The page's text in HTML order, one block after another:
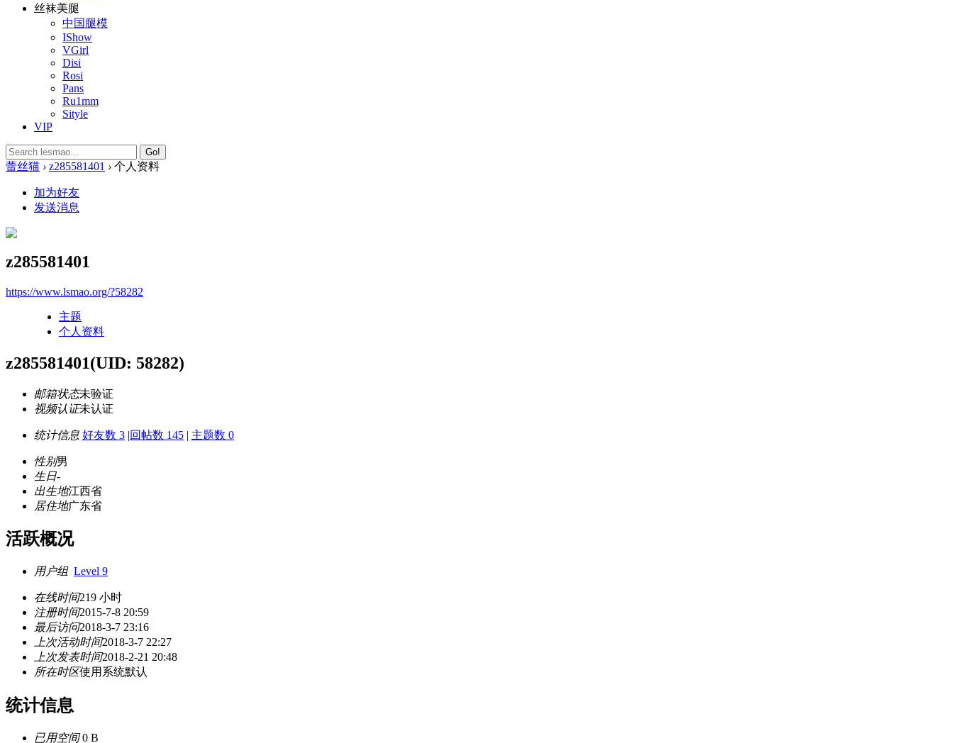
丝袜美腿
中国腿模
IShow
VGirl
Disi
Rosi
Pans
Ru1mm
Sityle
VIP
Go!
蕾丝猫 › z285581401 › 个人资料
加为好友
发送消息
z285581401
https://www.lsmao.org/?58282
主题
个人资料
z285581401(UID: 58282)
邮箱状态未验证
视频认证未认证
统计信息 好友数 3 |回帖数 145 | 主题数 0
性别男
生日-
出生地江西省
居住地广东省
活跃概况
用户组 Level 9
在线时间219 小时
注册时间2015-7-8 20:59
最后访问2018-3-7 23:16
上次活动时间2018-3-7 22:27
上次发表时间2018-2-21 20:48
所在时区使用系统默认
统计信息
已用空间0 B